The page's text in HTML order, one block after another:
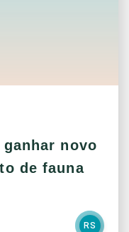
novo
de fauna
RS